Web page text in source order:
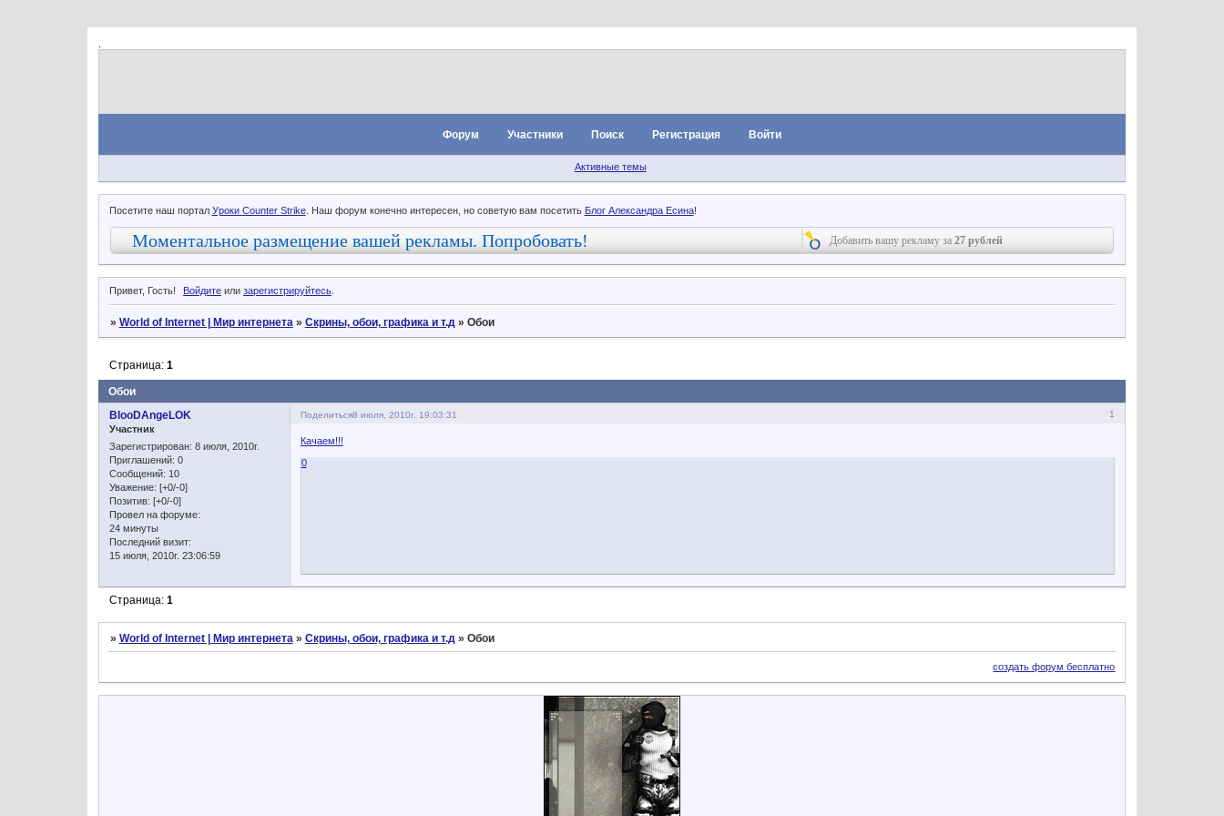
Форум Участники Поиск Регистрация Войти
Активные темы
Посетите наш портал Уроки Counter Strike. Наш форум конечно интересен, но советую вам посетить Блог Александра Есина!
Моментальное размещение вашей рекламы. Попробовать! Добавить вашу рекламу за27 рублей
Привет, Гость! Войдите илизарегистрируйтесь.
» World of Internet | Мир интернета » Скрины, обои, графика и т.д » Обои
Обои
Страница: 1
Поделиться 1
8 июля, 2010г. 19:03:31
BlooDAngeLOK
Участник
Зарегистрирован: 8 июля, 2010г.
Приглашений: 0
Сообщений: 10
Уважение: [+0/-0]
Позитив: [+0/-0]
Провел на форуме:
24 минуты
Последний визит:
15 июля, 2010г. 23:06:59
Качаем!!!
0
Страница: 1
» World of Internet | Мир интернета » Скрины, обои, графика и т.д » Обои
создать форум бесплатно